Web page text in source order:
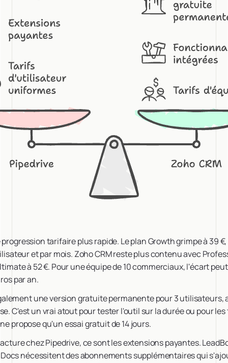
tarifaire plus rapide. Le plan Growth grimpe à 39
et par mois. Zoho CRM reste plus contenu avec
à 52 €. Pour une équipe de 10 commerciaux, l'écart
par an.
une version gratuite permanente pour 3 utilisateurs,
C'est un vrai atout pour tester l'outil sur la durée ou pour
propose qu'un essai gratuit de 14 jours.
chez Pipedrive, ce sont les extensions payantes.
nécessitent des abonnements supplémentaires qui